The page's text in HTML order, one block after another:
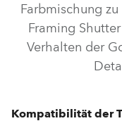
Farbmischung
Framing
Verhalten der
Kompatibilität der